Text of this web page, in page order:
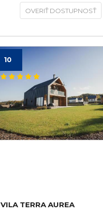
OVERIŤ DOSTUPNOSŤ
10
VILA TERRA AUREA